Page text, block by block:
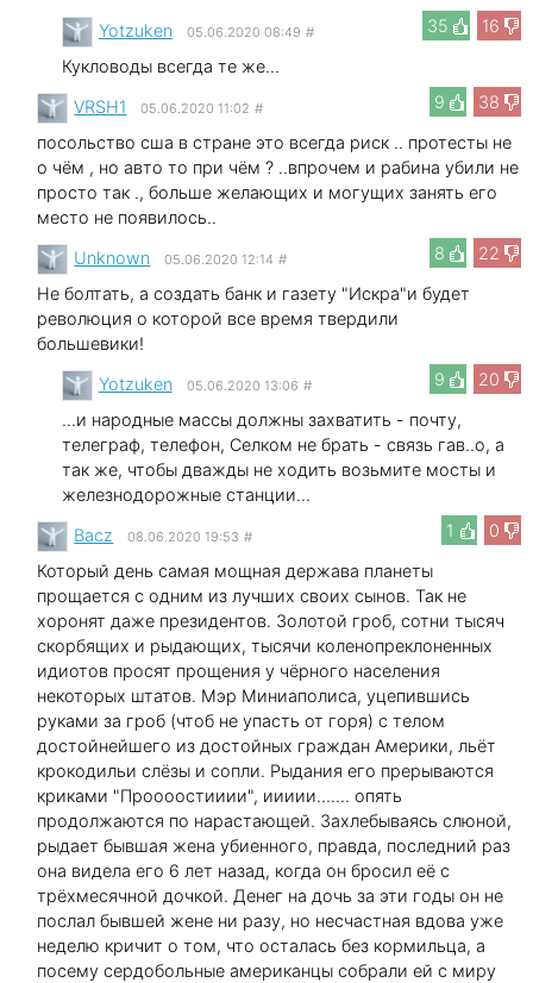
35 16
Yotzuken 05.06.2020 08:49 #
Кукловоды всегда те же...
9
38
VRSH1 05.06.2020 11:02 #
посольство сша в стране это всегда риск .. протесты не
о чём , но авто то при чём ? ..впрочем и рабина убили не
просто так ., больше желающих и могущих занять его
место не появилось..
8
22
Unknown 05.06.2020 12:14 #
Не болтать, а создать банк и газету "Искра"и будет
революция о которой все время твердили
большевики!
9
20
Yotzuken 05.06.2020 13:06 #
...и народные массы должны захватить - почту,
телеграф, телефон, Селком не брать - связь гав..о, а
так же, чтобы дважды не ходить возьмите мосты и
железнодорожные станции...
1
0
Bacz 08.06.2020 19:53 #
Который день самая мощная держава планеты
прощается с одним из лучших своих сынов. Так не
хоронят даже президентов. Золотой гроб, сотни тысяч
скорбящих и рыдающих, тысячи коленопреклоненных
идиотов просят прощения у чёрного населения
некоторых штатов. Мэр Миниаполиса, уцепившись
руками за гроб (чтоб не упасть от горя) с телом
достойнейшего из достойных граждан Америки, льёт
крокодильи слёзы и сопли. Рыдания его прерываются
криками "Проооостииии", иииии....... опять
продолжаются по нарастающей. Захлебываясь слюной,
рыдает бывшая жена убиенного, правда, последний раз
она видела его 6 лет назад, когда он бросил её с
трёхмесячной дочкой. Денег на дочь за эти годы он не
послал бывшей жене ни разу, но несчастная вдова уже
неделю кричит о том, что осталась без кормильца, а
посему сердобольные американцы собрали ей с миру